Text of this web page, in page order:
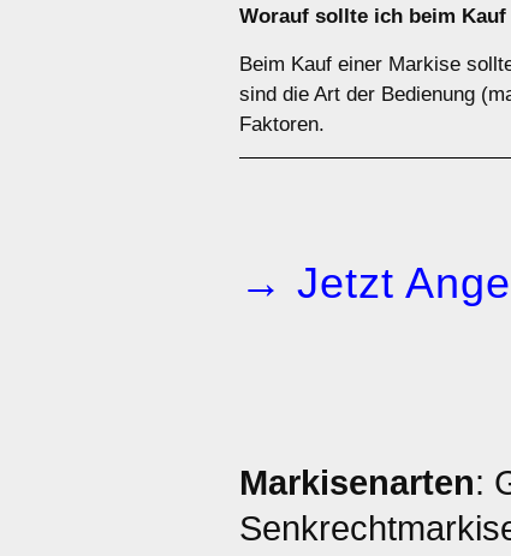
Worauf sollte ich beim
Beim Kauf einer Markise
sind die Art der Bedienung
Faktoren.
→ Jetzt
Markisenarten: